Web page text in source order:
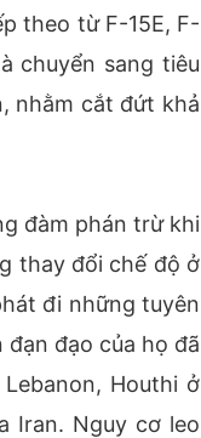
theo từ F-15E, F-
chuyển sang tiêu
nhằm cắt đứt khả
đàm phán trừ khi
thay đổi chế độ ở
đi những tuyên
đạo của họ đã
Houthi ở
Iran. Nguy cơ leo